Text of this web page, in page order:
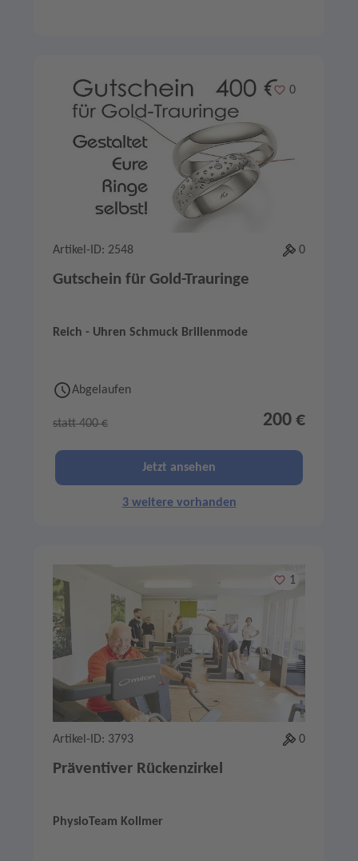
Merken
0
Artikel-ID: 2548 0
Gutschein für Gold-Trauringe
Reich - Uhren Schmuck Brillenmode
Abgelaufen
statt 400 € 200 €
Jetzt ansehen
3 weitere vorhanden
Merken
1
Artikel-ID: 3793 0
Präventiver Rückenzirkel
PhysioTeam Kollmer